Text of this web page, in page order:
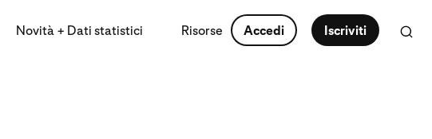
Novità + Dati statistici Risorse Accedi Iscriviti